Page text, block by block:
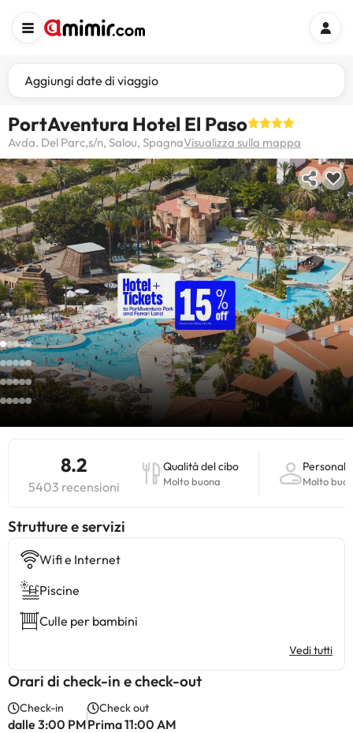
Aggiungi date di viaggio
PortAventura Hotel El Paso
Avda. Del Parc,s/n, Salou, SpagnaVisualizza sulla mappa
8.2
5403 recensioni
Qualità del cibo
Molto buona
Personale
Molto
​Strutture e servizi
Wifi e Internet
Piscine
Culle per bambini
Vedi tutti
Orari di check-in e check-out
Check-in
dalle 3:00 PM
Check out
Prima 11:00 AM